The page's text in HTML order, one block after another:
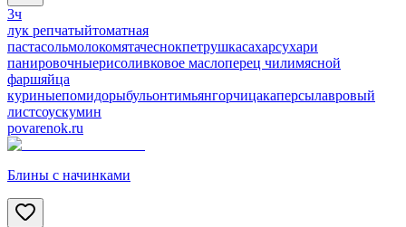
3ч
лук репчатыйтоматная
пастасольмолокомятачеснокпетрушкасахарсухари
панировочныерисоливковое маслоперец чилимясной
фаршяйца
куриныепомидорыбульонтимьянгорчицакаперсылавровый
листсоускумин
povarenok.ru
Блины с начинками